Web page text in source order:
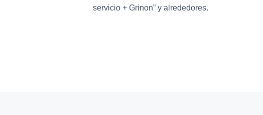
servicio + Grinon” y alrededores.